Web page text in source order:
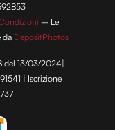
– Le
da DepositPhotos
del 13/03/2024|
| Iscrizione